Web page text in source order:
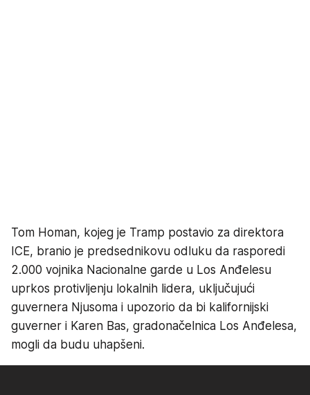
Tom Homan, kojeg je Tramp postavio za direktora
ICE, branio je predsednikovu odluku da rasporedi
2.000 vojnika Nacionalne garde u Los Anđelesu
uprkos protivljenju lokalnih lidera, uključujući
guvernera Njusoma i upozorio da bi kalifornijski
guverner i Karen Bas, gradonačelnica Los Anđelesa,
mogli da budu uhapšeni.